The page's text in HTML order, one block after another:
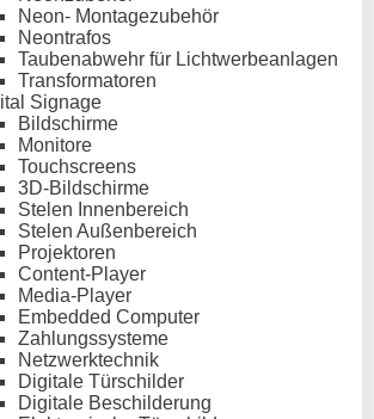
Neon- Montagezubehör
Neontrafos
Taubenabwehr für Lichtwerbeanlagen
Transformatoren
Signage
Bildschirme
Monitore
Touchscreens
3D-Bildschirme
Stelen Innenbereich
Stelen Außenbereich
Projektoren
Content-Player
Media-Player
Embedded Computer
Zahlungssysteme
Netzwerktechnik
Digitale Türschilder
Digitale Beschilderung